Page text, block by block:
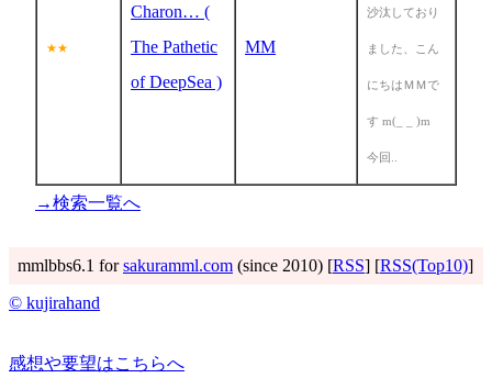
★★
Charon… (
The Pathetic
of DeepSea )
MM
沙汰しており
ました、こん
にちはＭＭで
す m(_ _ )m
今回..
→検索一覧へ
mmlbbs6.1 forsakuramml.com (since 2010) [RSS] [RSS(Top10)]
© kujirahand
感想や要望はこちらへ